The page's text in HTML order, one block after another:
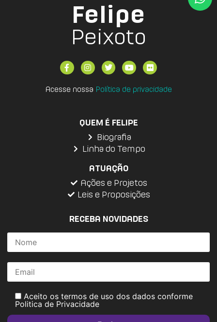
Felipe
Peixoto
Acesse nossa Política de privacidade
QUEM É FELIPE
Biografia
Linha do Tempo
ATUAÇÃO
Ações e Projetos
Leis e Proposições
RECEBA NOVIDADES
Aceito os termos de uso dos dados conforme
Politica de Privacidade